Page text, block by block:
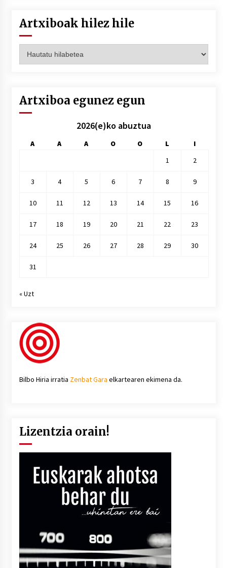
Artxiboak hilez hile
hilez
Artxiboa egunez egun
2026(e)ko abuztua
A A A O O L
I
1
2
3 4 5 6 7 8 9
10 11 12 13 14 15 16
17 18 19 20 21 22 23
24 25 26 27 28 29 30
31
« Uzt
Bilbo Hiria irratia Zenbat Gara elkartearen ekimena da.
Lizentzia orain!